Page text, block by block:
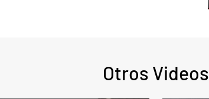
Otros Videos